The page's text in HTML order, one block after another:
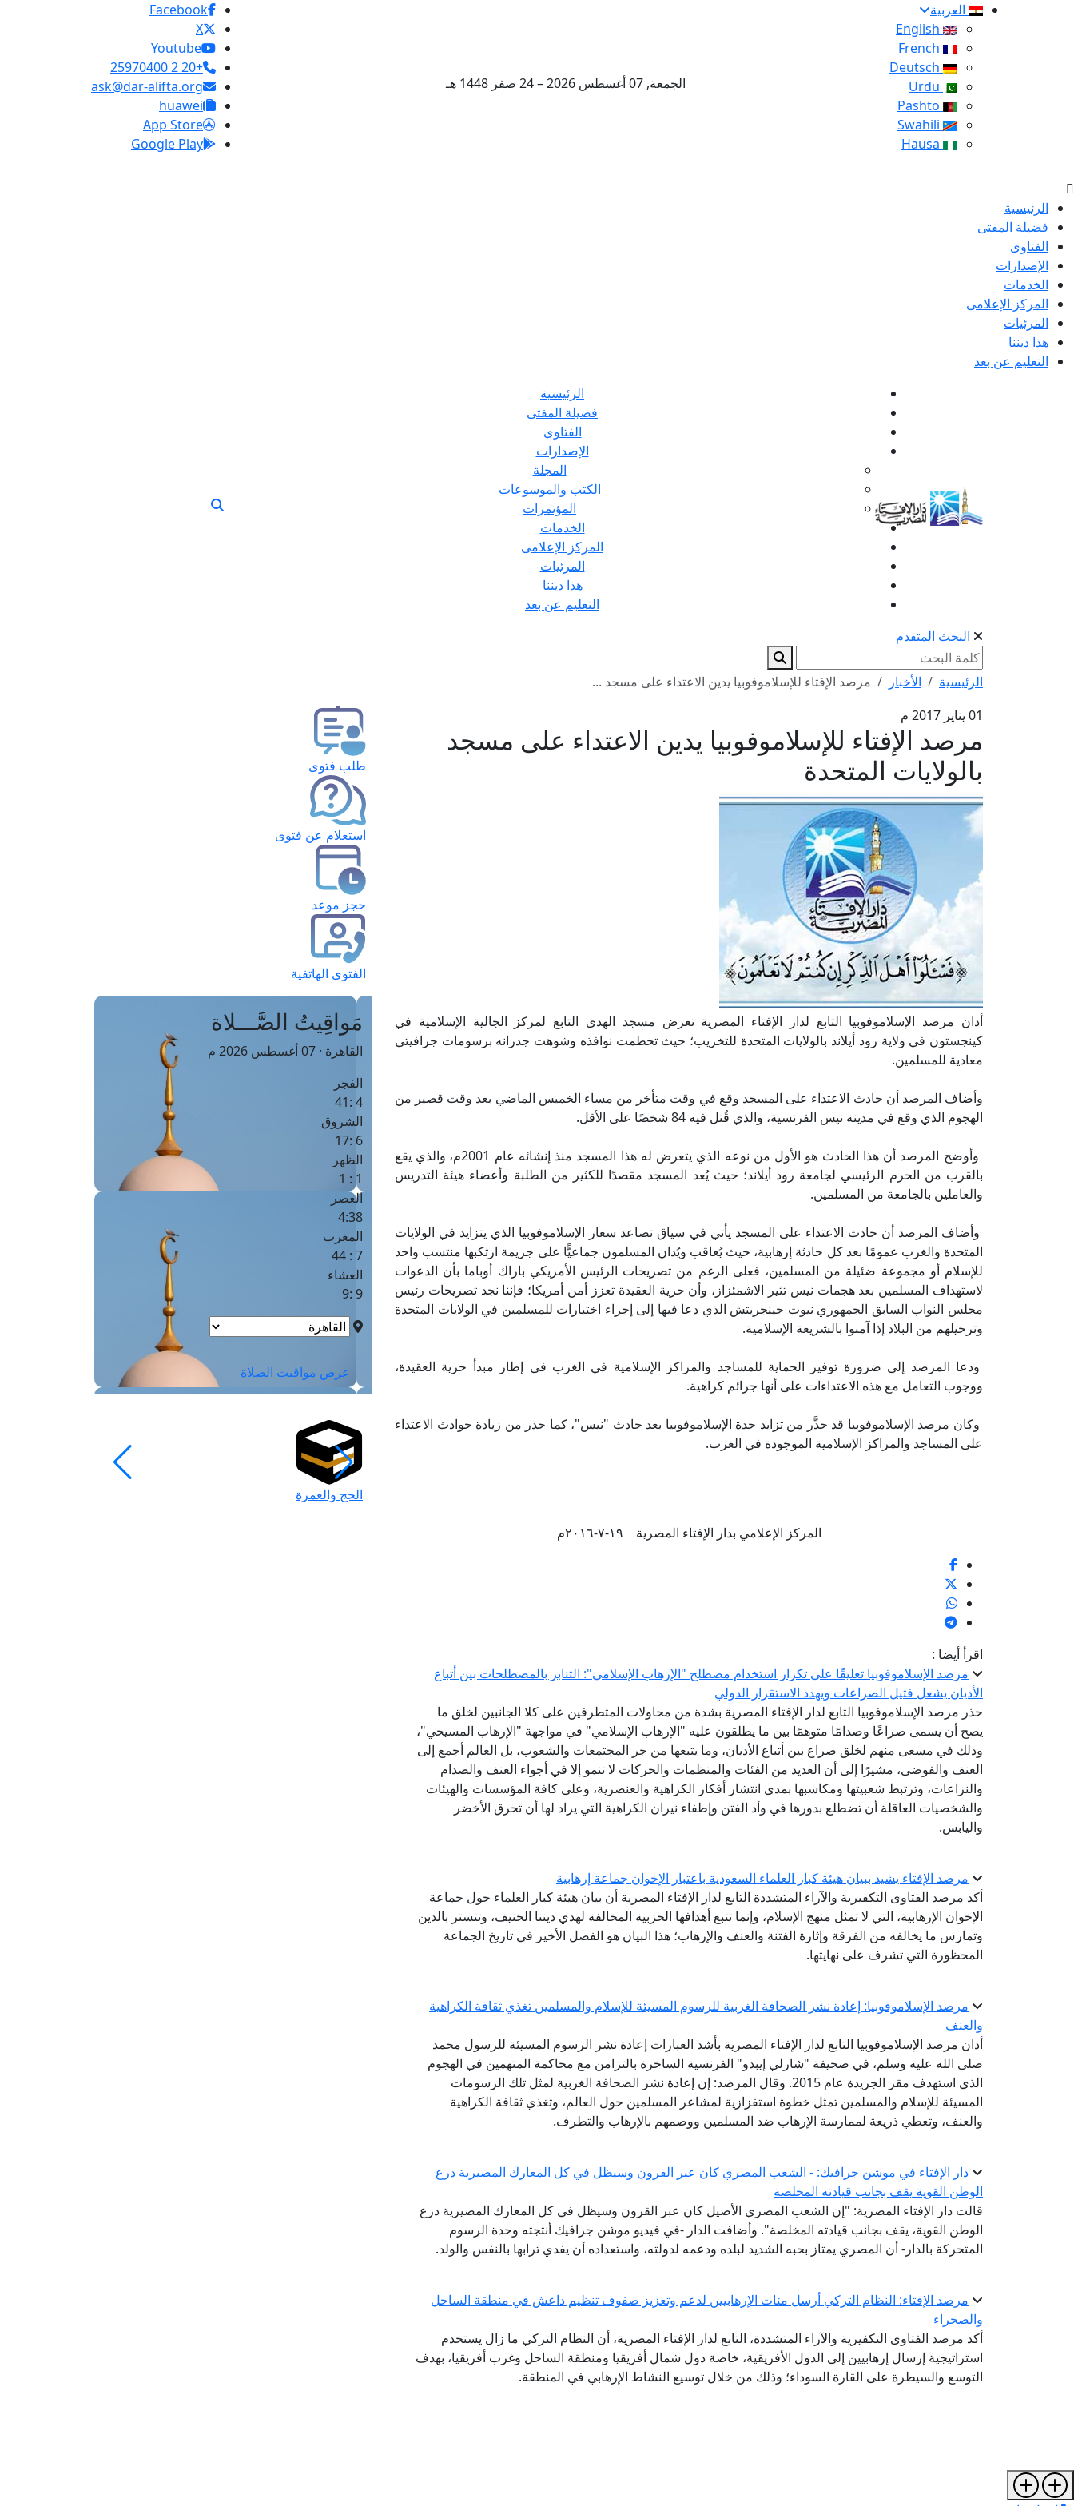
العربية
الجمعة, 07 أغسطس 2026 – 24 صفر 1448 هـ
Facebook
X
Youtube
+20 2 25970400
ask@dar-alifta.org
huawei
App Store
Google Play
الرئيسية
فضيلة المفتى
الفتاوى
الإصدارات
الخدمات
المركز الإعلامى
المرئيات
هذا ديننا
التعليم عن بعد
الرئيسية
فضيلة المفتى
الفتاوى
الإصدارات
المجلة
الكتب والموسوعات
المؤتمرات
الخدمات
المركز الإعلامى
المرئيات
هذا ديننا
التعليم عن بعد
البحث المتقدم
الرئيسية الأخبار
مرصد الإفتاء للإسلاموفوبيا يدين الاعتداء على مسجد ...
01 يناير 2017 م
مرصد الإفتاء للإسلاموفوبيا يدين الاعتداء على مسجد
بالولايات المتحدة
أدان مرصد الإسلاموفوبيا التابع لدار الإفتاء المصرية تعرض مسجد الهدى التابع لمركز الجالية الإسلامية في
كينجستون في ولاية رود أيلاند بالولايات المتحدة للتخريب؛ حيث تحطمت نوافذه وشوهت جدرانه برسومات جرافيتي
معادية للمسلمين.
وأضاف المرصد أن حادث الاعتداء على المسجد وقع في وقت متأخر من مساء الخميس الماضي بعد وقت قصير من
الهجوم الذي وقع في مدينة نيس الفرنسية، والذي قُتل فيه 84 شخصًا على الأقل.
وأوضح المرصد أن هذا الحادث هو الأول من نوعه الذي يتعرض له هذا المسجد منذ إنشائه عام 2001م، والذي يقع
بالقرب من الحرم الرئيسي لجامعة رود أيلاند؛ حيث يُعد المسجد مقصدًا للكثير من الطلبة وأعضاء هيئة التدريس
والعاملين بالجامعة من المسلمين.
وأضاف المرصد أن حادث الاعتداء على المسجد يأتي في سياق تصاعد سعار الإسلاموفوبيا الذي يتزايد في الولايات
المتحدة والغرب عمومًا بعد كل حادثة إرهابية، حيث يُعاقب ويُدان المسلمون جماعيًّا على جريمة ارتكبها منتسب واحد
للإسلام أو مجموعة ضئيلة من المسلمين، فعلى الرغم من تصريحات الرئيس الأمريكي باراك أوباما بأن الدعوات
لاستهداف المسلمين بعد هجمات نيس تثير الاشمئزاز، وأن حرية العقيدة تعزز أمن أمريكا؛ فإننا نجد تصريحات رئيس
مجلس النواب السابق الجمهوري نيوت جينجريتش الذي دعا فيها إلى إجراء اختبارات للمسلمين في الولايات المتحدة
وترحيلهم من البلاد إذا آمنوا بالشريعة الإسلامية.
ودعا المرصد إلى ضرورة توفير الحماية للمساجد والمراكز الإسلامية في الغرب في إطار مبدأ حرية العقيدة،
ووجوب التعامل مع هذه الاعتداءات على أنها جرائم كراهية.
وكان مرصد الإسلاموفوبيا قد حذَّر من تزايد حدة الإسلاموفوبيا بعد حادث "نيس"، كما حذر من زيادة حوادث الاعتداء
على المساجد والمراكز الإسلامية الموجودة في الغرب.
المركز الإعلامي بدار الإفتاء المصرية ١٩-٧-٢٠١٦م
اقرأ أيضا :
مرصد الإسلاموفوبيا تعليقًا على تكرار استخدام مصطلح "الإرهاب الإسلامي": التنابز بالمصطلحات بين أتباع
الأديان يشعل فتيل الصراعات ويهدد الاستقرار الدولي
حذر مرصد الإسلاموفوبيا التابع لدار الإفتاء المصرية بشدة من محاولات المتطرفين على كلا الجانبين لخلق ما
يصح أن يسمى صراعًا وصدامًا متوهمًا بين ما يطلقون عليه "الإرهاب الإسلامي" في مواجهة "الإرهاب المسيحي"،
وذلك في مسعى منهم لخلق صراع بين أتباع الأديان، وما يتبعها من جر المجتمعات والشعوب، بل العالم أجمع إلى
العنف والفوضى، مشيرًا إلى أن العديد من الفئات والمنظمات والحركات لا تنمو إلا في أجواء العنف والصدام
والنزاعات، وترتبط شعبيتها ومكاسبها بمدى انتشار أفكار الكراهية والعنصرية، وعلى كافة المؤسسات والهيئات
والشخصيات العاقلة أن تضطلع بدورها في وأد الفتن وإطفاء نيران الكراهية التي يراد لها أن تحرق الأخضر
واليابس.
مرصد الإفتاء يشيد ببيان هيئة كبار العلماء السعودية باعتبار الإخوان جماعة إرهابية
أكد مرصد الفتاوى التكفيرية والآراء المتشددة التابع لدار الإفتاء المصرية أن بيان هيئة كبار العلماء حول جماعة
الإخوان الإرهابية، التي لا تمثل منهج الإسلام، وإنما تتبع أهدافها الحزبية المخالفة لهدي ديننا الحنيف، وتتستر بالدين
وتمارس ما يخالفه من الفرقة وإثارة الفتنة والعنف والإرهاب؛ هذا البيان هو الفصل الأخير في تاريخ الجماعة
المحظورة التي تشرف على نهايتها.
مرصد الإسلاموفوبيا: إعادة نشر الصحافة الغربية للرسوم المسيئة للإسلام والمسلمين تغذي ثقافة الكراهية
والعنف
أدان مرصد الإسلاموفوبيا التابع لدار الإفتاء المصرية بأشد العبارات إعادة نشر الرسوم المسيئة للرسول محمد
صلى الله عليه وسلم، في صحيفة "شارلي إيبدو" الفرنسية الساخرة بالتزامن مع محاكمة المتهمين في الهجوم
الذي استهدف مقر الجريدة عام 2015. وقال المرصد: إن إعادة نشر الصحافة الغربية لمثل تلك الرسومات
المسيئة للإسلام والمسلمين تمثل خطوة استفزازية لمشاعر المسلمين حول العالم، وتغذي ثقافة الكراهية
والعنف، وتعطي ذريعة لممارسة الإرهاب ضد المسلمين ووصمهم بالإرهاب والتطرف.
دار الإفتاء في موشن جرافيك: - الشعب المصري كان عبر القرون وسيظل في كل المعارك المصيرية درع
الوطن القوية يقف بجانب قيادته المخلصة
قالت دار الإفتاء المصرية: "إن الشعب المصري الأصيل كان عبر القرون وسيظل في كل المعارك المصيرية درع
الوطن القوية، يقف بجانب قيادته المخلصة". وأضافت الدار -في فيديو موشن جرافيك أنتجته وحدة الرسوم
المتحركة بالدار- أن المصري يمتاز بحبه الشديد لبلده ودعمه لدولته، واستعداده أن يفدي ترابها بالنفس والولد.
مرصد الإفتاء: النظام التركي أرسل مئات الإرهابيين لدعم وتعزيز صفوف تنظيم داعش في منطقة الساحل
والصحراء
أكد مرصد الفتاوى التكفيرية والآراء المتشددة، التابع لدار الإفتاء المصرية، أن النظام التركي ما زال يستخدم
استراتيجية إرسال إرهابيين إلى الدول الأفريقية، خاصة دول شمال أفريقيا ومنطقة الساحل وغرب أفريقيا، بهدف
التوسع والسيطرة على القارة السوداء؛ وذلك من خلال توسيع النشاط الإرهابي في المنطقة.
طلب فتوى
استعلام عن فتوى
حجز موعد
الفتوى الهاتفية
مَواقِيتُ الصَّـــلاة
القاهرة · 07 أغسطس 2026 م
الفجر
4 :41
الشروق
6 :17
الظهر
1 : 1
العصر
4:38
المغرب
7 : 44
العشاء
9 :9
عرض مواقيت الصلاة
الحج والعمرة